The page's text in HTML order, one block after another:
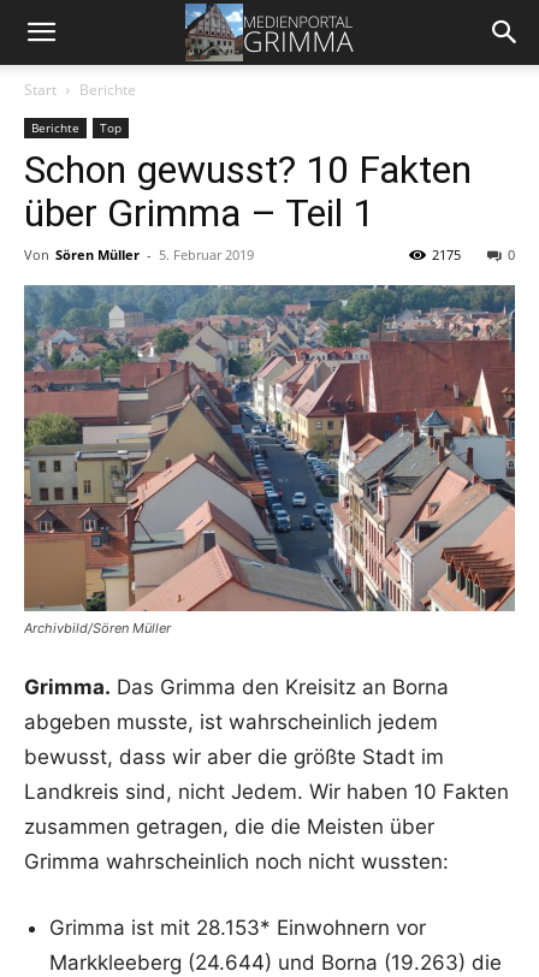
Start Berichte
Berichte Top
Schon gewusst? 10 Fakten
über Grimma – Teil 1
Von Sören Müller - 5. Februar 2019 0
2175
Archivbild/Sören Müller
Grimma. Das Grimma den Kreisitz an Borna
abgeben musste, ist wahrscheinlich jedem
bewusst, dass wir aber die größte Stadt im
Landkreis sind, nicht Jedem. Wir haben 10 Fakten
zusammen getragen, die die Meisten über
Grimma wahrscheinlich noch nicht wussten:
Grimma ist mit 28.153* Einwohnern vor
Markkleeberg (24.644) und Borna (19.263) die